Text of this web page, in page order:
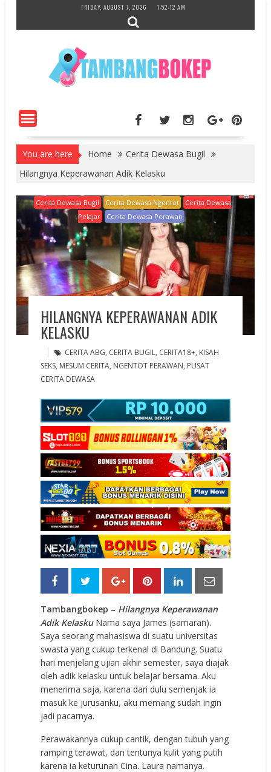
content
FRIDAY, AUGUST 7, 2026 1:52:14 AM
You are here Home
Cerita Dewasa Bugil
Hilangnya Keperawanan Adik Kelasku
Cerita Dewasa Bugil Cerita Dewasa Ngentot
Cerita Dewasa
Pelajar
Cerita Dewasa Perawan
HILANGNYA KEPERAWANAN ADIK
KELASKU
CERITA ABG, CERITA BUGIL, CERITA18+, KISAH
SEKS, MESUM CERITA, NGENTOT PERAWAN, PUSAT
CERITA DEWASA
Tambangbokep – Hilangnya Keperawanan
Adik KelaskuNama saya James (samaran).
Saya seorang mahasiswa di suatu universitas
swasta yang cukup terkenal di Bandung. Suatu
hari menjelang ujian akhir semester, saya diajak
oleh adik kelasku untuk belajar bersama. Aku
menerima saja, karena dari dulu semenjak ia
masuk ke jurusanku, aku memang sudah ingin
jadi pacarnya.
Perawakannya cukup cantik, dengan tubuh yang
ramping terawat, dan tentunya kulit yang putih
karena ia keturunan Cina. Laura namanya.